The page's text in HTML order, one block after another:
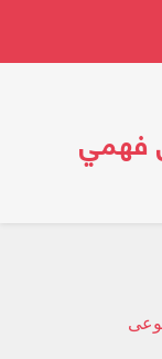
فهمي